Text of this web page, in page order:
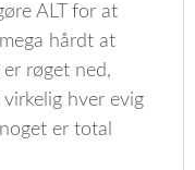
ALT for at
hårdt at
røget ned,
hver evig
er total